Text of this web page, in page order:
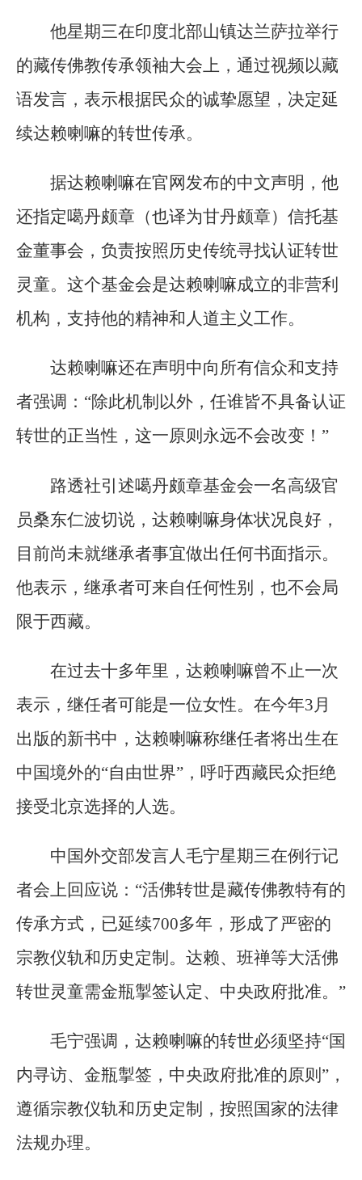
他星期三在印度北部山镇达兰萨拉举行
的藏传佛教传承领袖大会上，通过视频以藏
语发言，表示根据民众的诚挚愿望，决定延
续达赖喇嘛的转世传承。
据达赖喇嘛在官网发布的中文声明，他
还指定噶丹颇章（也译为甘丹颇章）信托基
金董事会，负责按照历史传统寻找认证转世
灵童。这个基金会是达赖喇嘛成立的非营利
机构，支持他的精神和人道主义工作。
达赖喇嘛还在声明中向所有信众和支持
者强调：“除此机制以外，任谁皆不具备认证
转世的正当性，这一原则永远不会改变！”
路透社引述噶丹颇章基金会一名高级官
员桑东仁波切说，达赖喇嘛身体状况良好，
目前尚未就继承者事宜做出任何书面指示。
他表示，继承者可来自任何性别，也不会局
限于西藏。
在过去十多年里，达赖喇嘛曾不止一次
表示，继任者可能是一位女性。在今年3月
出版的新书中，达赖喇嘛称继任者将出生在
中国境外的“自由世界”，呼吁西藏民众拒绝
接受北京选择的人选。
中国外交部发言人毛宁星期三在例行记
者会上回应说：“活佛转世是藏传佛教特有的
传承方式，已延续700多年，形成了严密的
宗教仪轨和历史定制。达赖、班禅等大活佛
转世灵童需金瓶掣签认定、中央政府批准。”
毛宁强调，达赖喇嘛的转世必须坚持“国
内寻访、金瓶掣签，中央政府批准的原则”，
遵循宗教仪轨和历史定制，按照国家的法律
法规办理。